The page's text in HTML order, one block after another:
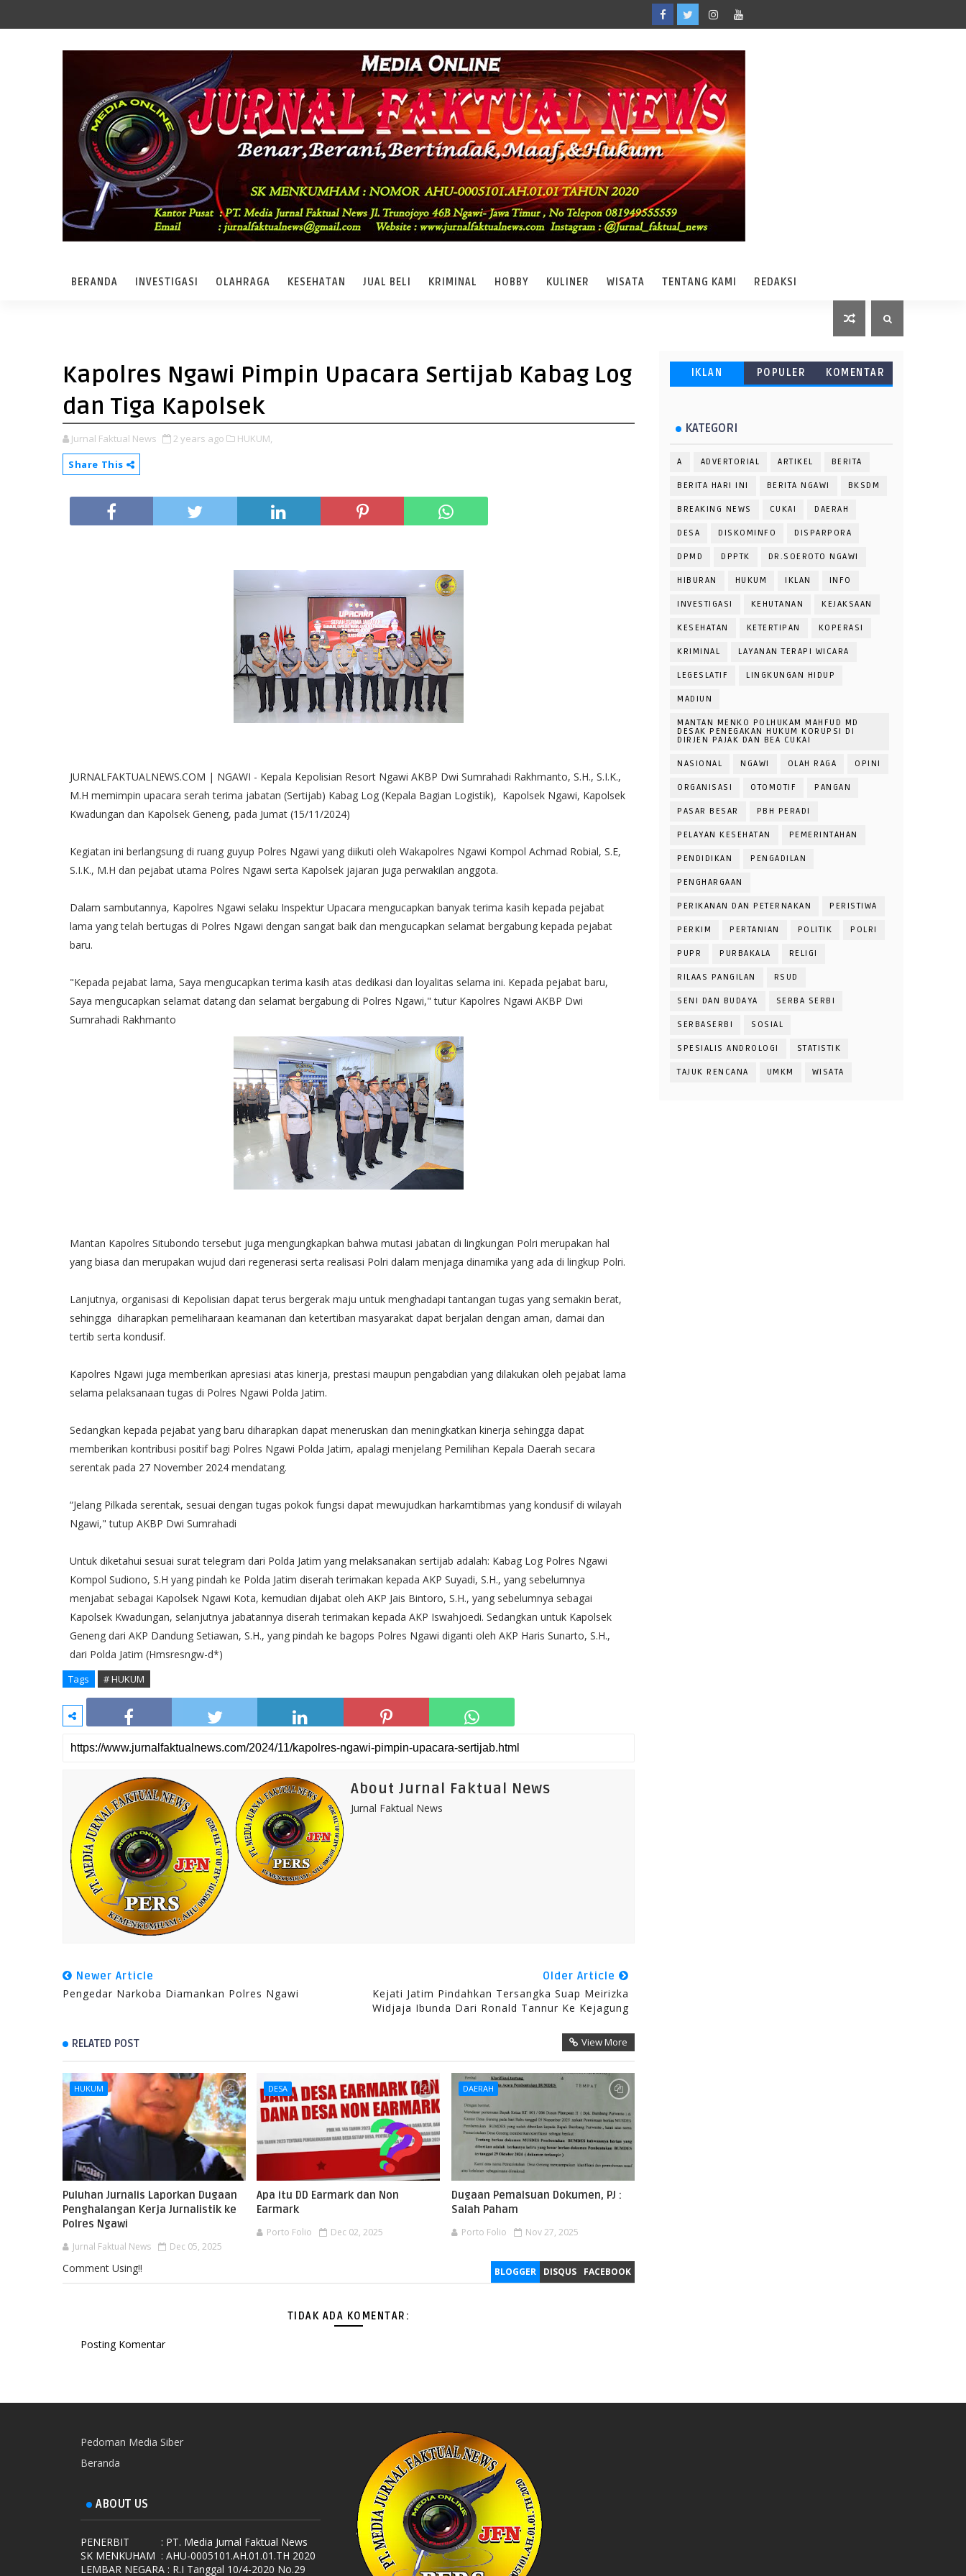
BERANDA INVESTIGASI OLAHRAGA KESEHATAN JUAL BELI KRIMINAL HOBBY KULINER WISATA TENTANG KAMI REDAKSI
Kapolres Ngawi Pimpin Upacara Sertijab Kabag Log
dan Tiga Kapolsek
Jurnal Faktual News 2 years ago
HUKUM,
Share This
JURNALFAKTUALNEWS.COM | NGAWI - Kepala Kepolisian Resort Ngawi AKBP Dwi Sumrahadi Rakhmanto, S.H., S.I.K.,
M.H memimpin upacara serah terima jabatan (Sertijab) Kabag Log (Kepala Bagian Logistik), Kapolsek Ngawi, Kapolsek
Kwadungan dan Kapolsek Geneng, pada Jumat (15/11/2024)
Kegiatan ini berlangsung di ruang guyup Polres Ngawi yang diikuti oleh Wakapolres Ngawi Kompol Achmad Robial, S.E,
S.I.K., M.H dan pejabat utama Polres Ngawi serta Kapolsek jajaran juga perwakilan anggota.
Dalam sambutannya, Kapolres Ngawi selaku Inspektur Upacara mengucapkan banyak terima kasih kepada pejabat
lama yang telah bertugas di Polres Ngawi dengan sangat baik dan mengucapkan selamat bergabung kepada pejabat
baru.
"Kepada pejabat lama, Saya mengucapkan terima kasih atas dedikasi dan loyalitas selama ini. Kepada pejabat baru,
Saya mengucapkan selamat datang dan selamat bergabung di Polres Ngawi," tutur Kapolres Ngawi AKBP Dwi
Sumrahadi Rakhmanto
Mantan Kapolres Situbondo tersebut juga mengungkapkan bahwa mutasi jabatan di lingkungan Polri merupakan hal
yang biasa dan merupakan wujud dari regenerasi serta realisasi Polri dalam menjaga dinamika yang ada di lingkup Polri.
Lanjutnya, organisasi di Kepolisian dapat terus bergerak maju untuk menghadapi tantangan tugas yang semakin berat,
sehingga diharapkan pemeliharaan keamanan dan ketertiban masyarakat dapat berjalan dengan aman, damai dan
tertib serta kondusif.
Kapolres Ngawi juga memberikan apresiasi atas kinerja, prestasi maupun pengabdian yang dilakukan oleh pejabat lama
selama pelaksanaan tugas di Polres Ngawi Polda Jatim.
Sedangkan kepada pejabat yang baru diharapkan dapat meneruskan dan meningkatkan kinerja sehingga dapat
memberikan kontribusi positif bagi Polres Ngawi Polda Jatim, apalagi menjelang Pemilihan Kepala Daerah secara
serentak pada 27 November 2024 mendatang.
“Jelang Pilkada serentak, sesuai dengan tugas pokok fungsi dapat mewujudkan harkamtibmas yang kondusif di wilayah
Ngawi," tutup AKBP Dwi Sumrahadi
Untuk diketahui sesuai surat telegram dari Polda Jatim yang melaksanakan sertijab adalah: Kabag Log Polres Ngawi
Kompol Sudiono, S.H yang pindah ke Polda Jatim diserah terimakan kepada AKP Suyadi, S.H., yang sebelumnya
menjabat sebagai Kapolsek Ngawi Kota, kemudian dijabat oleh AKP Jais Bintoro, S.H., yang sebelumnya sebagai
Kapolsek Kwadungan, selanjutnya jabatannya diserah terimakan kepada AKP Iswahjoedi. Sedangkan untuk Kapolsek
Geneng dari AKP Dandung Setiawan, S.H., yang pindah ke bagops Polres Ngawi diganti oleh AKP Haris Sunarto, S.H.,
dari Polda Jatim (Hmsresngw-d*)
Tags # HUKUM
About Jurnal Faktual News
Jurnal Faktual News
Newer Article
Pengedar Narkoba Diamankan Polres Ngawi
Older Article
Kejati Jatim Pindahkan Tersangka Suap Meirizka
Widjaja Ibunda Dari Ronald Tannur Ke Kejagung
RELATED POST View More
HUKUM
Puluhan Jurnalis Laporkan Dugaan
Penghalangan Kerja Jurnalistik ke
Polres Ngawi
Jurnal Faktual News Dec 05, 2025
DESA
Apa itu DD Earmark dan Non
Earmark
Porto Folio Dec 02, 2025
DAERAH
Dugaan Pemalsuan Dokumen, PJ :
Salah Paham
Porto Folio Nov 27, 2025
BLOGGER DISQUS FACEBOOK
Comment Using!!
TIDAK ADA KOMENTAR:
Posting Komentar
IKLAN POPULER KOMENTAR
KATEGORI
A ADVERTORIAL ARTIKEL BERITA
BERITA HARI INI BERITA NGAWI BKSDM
BREAKING NEWS CUKAI DAERAH
DESA DISKOMINFO DISPARPORA
DPMD DPPTK DR.SOEROTO NGAWI
HIBURAN HUKUM IKLAN INFO
INVESTIGASI KEHUTANAN KEJAKSAAN
KESEHATAN KETERTIPAN KOPERASI
KRIMINAL LAYANAN TERAPI WICARA
LEGESLATIF LINGKUNGAN HIDUP
MADIUN
MANTAN MENKO POLHUKAM MAHFUD MD
DESAK PENEGAKAN HUKUM KORUPSI DI
DIRJEN PAJAK DAN BEA CUKAI
NASIONAL NGAWI OLAH RAGA OPINI
ORGANISASI OTOMOTIF PANGAN
PASAR BESAR PBH PERADI
PELAYAN KESEHATAN PEMERINTAHAN
PENDIDIKAN PENGADILAN
PENGHARGAAN
PERIKANAN DAN PETERNAKAN PERISTIWA
PERKIM PERTANIAN POLITIK POLRI
PUPR PURBAKALA RELIGI
RILAAS PANGILAN RSUD
SENI DAN BUDAYA SERBA SERBI
SERBASERBI SOSIAL
SPESIALIS ANDROLOGI STATISTIK
TAJUK RENCANA UMKM WISATA
Pedoman Media Siber
Beranda
ABOUT US
PENERBIT
: PT. Media Jurnal Faktual News
SK MENKUHAM : AHU-0005101.AH.01.01.TH 2020
LEMBAR NEGARA : R.I Tanggal 10/4-2020 No.29